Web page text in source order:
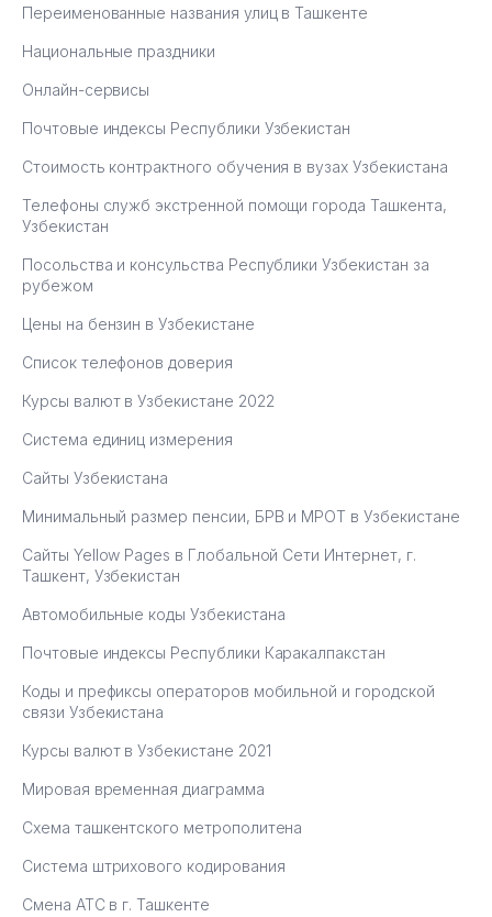
Переименованные названия улиц в Ташкенте
Национальные праздники
Онлайн-сервисы
Почтовые индексы Республики Узбекистан
Стоимость контрактного обучения в вузах Узбекистана
Телефоны служб экстренной помощи города Ташкента,
Узбекистан
Посольства и консульства Республики Узбекистан за
рубежом
Цены на бензин в Узбекистане
Список телефонов доверия
Курсы валют в Узбекистане 2022
Система единиц измерения
Сайты Узбекистана
Минимальный размер пенсии, БРВ и МРОТ в Узбекистане
Сайты Yellow Pages в Глобальной Сети Интернет, г.
Ташкент, Узбекистан
Автомобильные коды Узбекистана
Почтовые индексы Республики Каракалпакстан
Коды и префиксы операторов мобильной и городской
связи Узбекистана
Курсы валют в Узбекистане 2021
Мировая временная диаграмма
Схема ташкентского метрополитена
Система штрихового кодирования
Смена АТС в г. Ташкенте